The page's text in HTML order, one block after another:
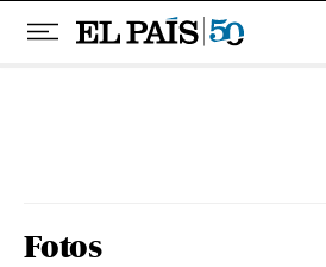
Fotos